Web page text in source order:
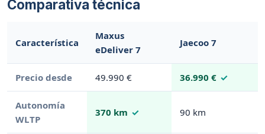
Comparativa técnica
Característica
Maxus
eDeliver 7
Jaecoo 7
Precio desde 49.990 € 36.990 €
Autonomía
WLTP
370 km 90 km